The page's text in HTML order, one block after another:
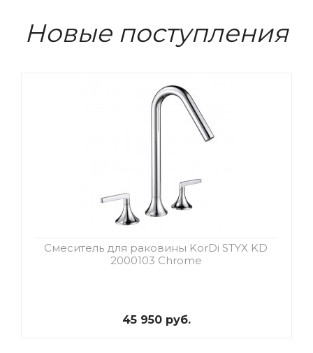
Новые поступления
Смеситель для раковины KorDi STYX KD
2000103 Chrome
45 950 руб.